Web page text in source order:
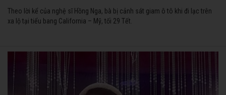
Theo lời kể của nghệ sĩ Hồng Nga, bà bị cảnh sát giam ô tô khi đi lạc trên
xa lộ tại tiểu bang California – Mỹ, tối 29 Tết.